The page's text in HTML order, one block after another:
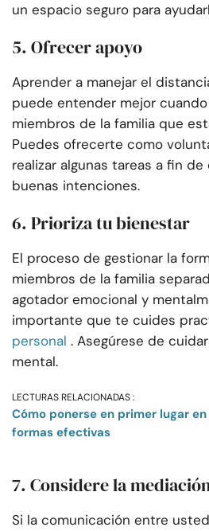
un espacio seguro para
5. Ofrecer apoyo
Aprender a manejar el
puede entender mejor
miembros de la familia que
Puedes ofrecerte como
realizar algunas tareas a fin
buenas intenciones.
6. Prioriza tu bienestar
El proceso de gestionar la
miembros de la familia
agotador emocional y
importante que te cuides
personal . Asegúrese de
mental.
LECTURAS RELACIONADAS :
Cómo ponerse en primer lugar
formas efectivas
7. Considere la
Si la comunicación entre